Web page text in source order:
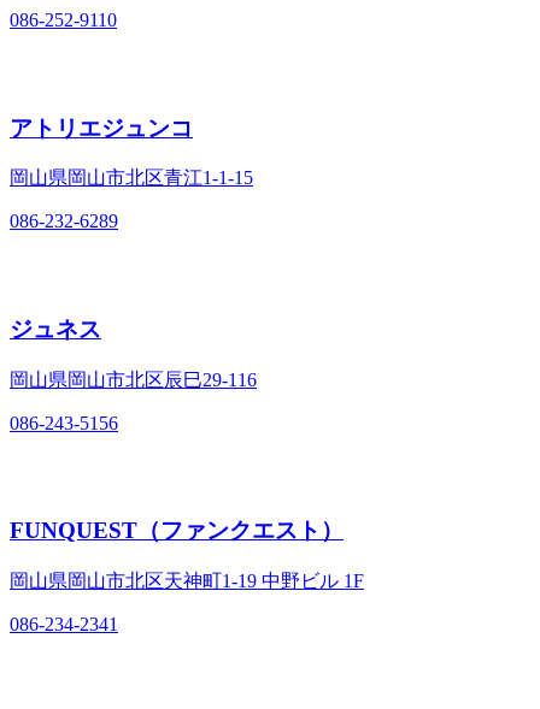
086-252-9110
アトリエジュンコ
岡山県岡山市北区青江1‐1‐15
086-232-6289
ジュネス
岡山県岡山市北区辰巳29‐116
086-243-5156
FUNQUEST（ファンクエスト）
岡山県岡山市北区天神町1‐19 中野ビル 1F
086-234-2341